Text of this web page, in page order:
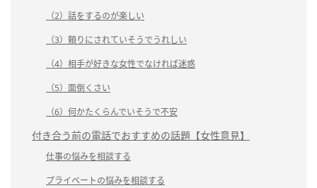
（2）話をするのが楽しい
（3）頼りにされていそうでうれしい
（4）相手が好きな女性でなければ迷惑
（5）面倒くさい
（6）何かたくらんでいそうで不安
付き合う前の電話でおすすめの話題【女性意見】
仕事の悩みを相談する
プライベートの悩みを相談する